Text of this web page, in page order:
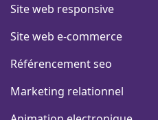
Site web responsive
Site web e-commerce
Référencement seo
Marketing relationnel